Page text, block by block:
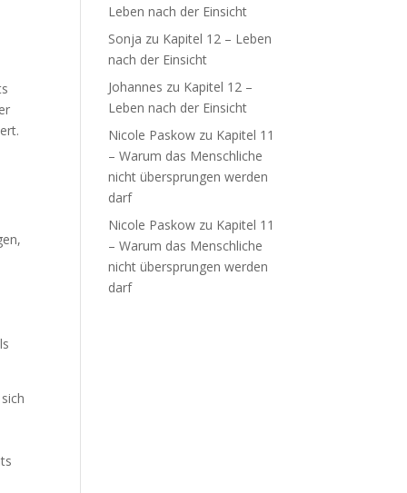
Leben nach der Einsicht
Sonja zu Kapitel 12 – Leben
nach der Einsicht
Johannes zu Kapitel 12 –
Leben nach der Einsicht
Nicole Paskow zu Kapitel 11
– Warum das Menschliche
nicht übersprungen werden
darf
Nicole Paskow zu Kapitel 11
– Warum das Menschliche
nicht übersprungen werden
darf